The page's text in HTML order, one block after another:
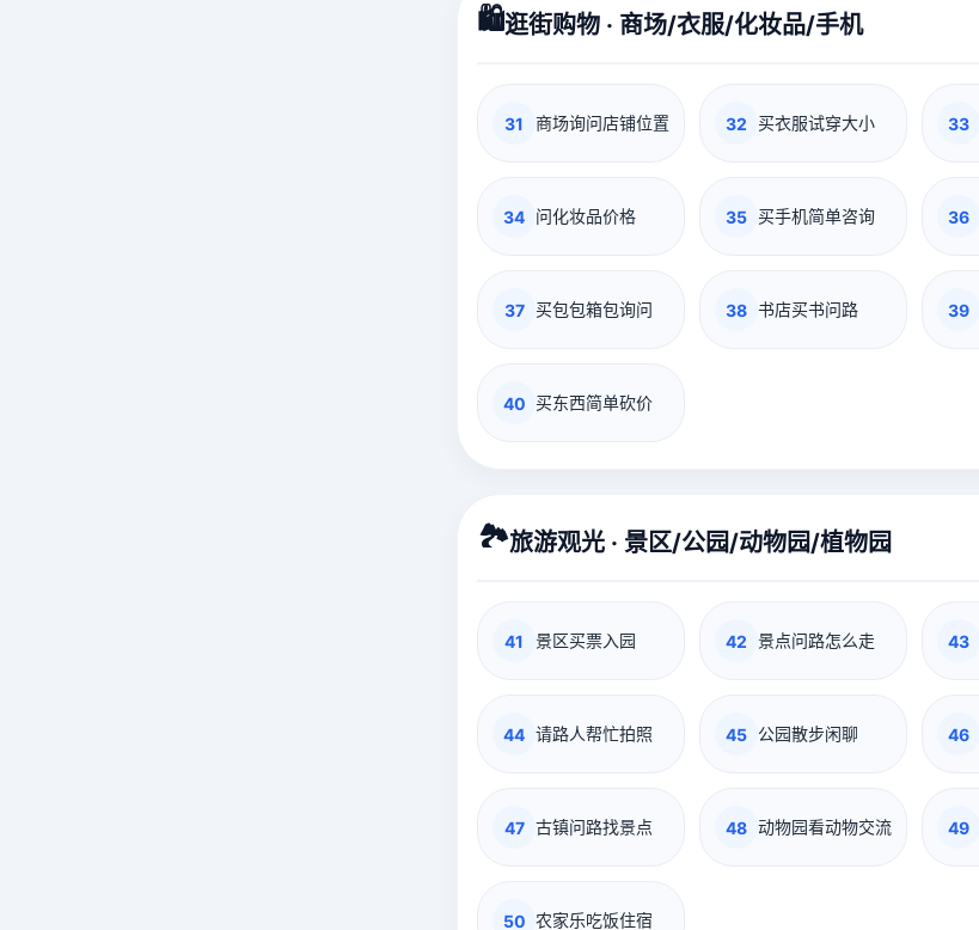
🛍️逛街购物 · 商场/衣服/化妆品/手机
31 商场询问店铺位置 32 买衣服试穿大小 33
34 问化妆品价格 35 买手机简单咨询 36
37 买包包箱包询问 38 书店买书问路 39
40 买东西简单砍价
🏞️旅游观光 · 景区/公园/动物园/植物园
41 景区买票入园 42 景点问路怎么走 43
44 请路人帮忙拍照 45 公园散步闲聊 46
47 古镇问路找景点 48 动物园看动物交流 49
50 农家乐吃饭住宿